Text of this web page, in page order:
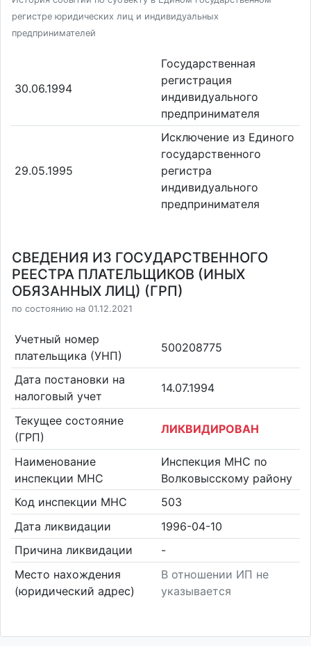
регистре юридических лиц и индивидуальных
предпринимателей
30.06.1994
Государственная
регистрация
индивидуального
предпринимателя
29.05.1995
Исключение из Единого
государственного
регистра
индивидуального
предпринимателя
СВЕДЕНИЯ ИЗ ГОСУДАРСТВЕННОГО
РЕЕСТРА ПЛАТЕЛЬЩИКОВ (ИНЫХ
ОБЯЗАННЫХ ЛИЦ) (ГРП)
по состоянию на 01.12.2021
Учетный номер
плательщика (УНП)
500208775
Дата постановки на
налоговый учет
14.07.1994
Текущее состояние
(ГРП)
ЛИКВИДИРОВАН
Наименование
инспекции МНС
Инспекция МНС по
Волковысскому району
Код инспекции МНС
503
Дата ликвидации
1996-04-10
Причина ликвидации
-
Место нахождения
(юридический адрес)
В отношении ИП не
указывается